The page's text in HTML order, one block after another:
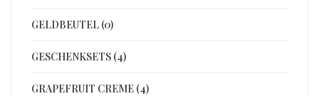
GELDBEUTEL (0)
GESCHENKSETS (4)
GRAPEFRUIT CREME (4)